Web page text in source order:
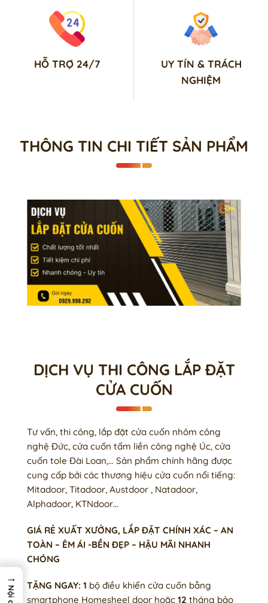
HỖ TRỢ 24/7
UY TÍN & TRÁCH
NGHIỆM
THÔNG TIN CHI TIẾT SẢN PHẨM
DỊCH VỤ THI CÔNG LẮP ĐẶT
CỬA CUỐN
Tư vấn, thi công, lắp đặt cửa cuốn nhôm công
nghệ Đức, cửa cuốn tấm liền công nghệ Úc, cửa
cuốn tole Đài Loan,… Sản phẩm chính hãng được
cung cấp bởi các thương hiệu cửa cuốn nổi tiếng:
Mitadoor, Titadoor, Austdoor , Natadoor,
Alphadoor, KTNdoor…
GIÁ RẺ XUẤT XƯỞNG, LẮP ĐẶT CHÍNH XÁC – AN
TOÀN – ÊM ÁI -BỀN ĐẸP – HẬU MÃI NHANH
CHÓNG
TẶNG NGAY: 1 bộ điều khiển cửa cuốn bằng
smartphone Homesheel door hoặc 12 tháng bảo
→